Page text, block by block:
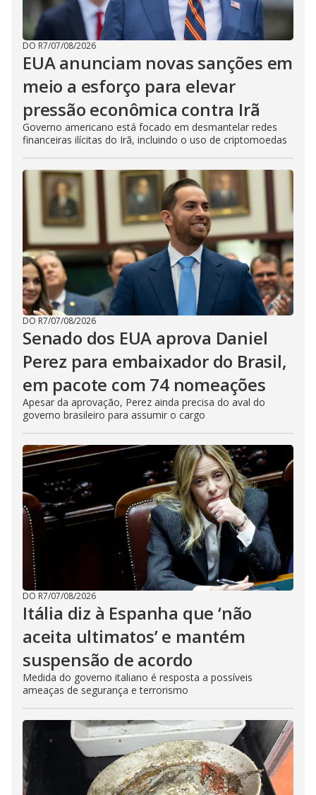
DO R7/07/08/2026
EUA anunciam novas sanções em
meio a esforço para elevar
pressão econômica contra Irã
Governo americano está focado em desmantelar redes
financeiras ilícitas do Irã, incluindo o uso de criptomoedas
DO R7/07/08/2026
Senado dos EUA aprova Daniel
Perez para embaixador do Brasil,
em pacote com 74 nomeações
Apesar da aprovação, Perez ainda precisa do aval do
governo brasileiro para assumir o cargo
DO R7/07/08/2026
Itália diz à Espanha que ‘não
aceita ultimatos’ e mantém
suspensão de acordo
Medida do governo italiano é resposta a possíveis
ameaças de segurança e terrorismo